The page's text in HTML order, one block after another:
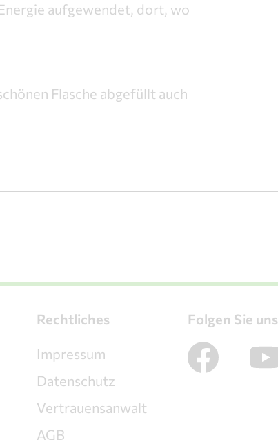
aufgewendet, dort, wo
Flasche abgefüllt auch
Rechtliches
Impressum
Datenschutz
Vertrauensanwalt
AGB
Folgen Sie uns